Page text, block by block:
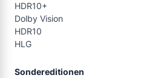
HDR10+
Dolby Vision
HDR10
HLG
Sondereditionen